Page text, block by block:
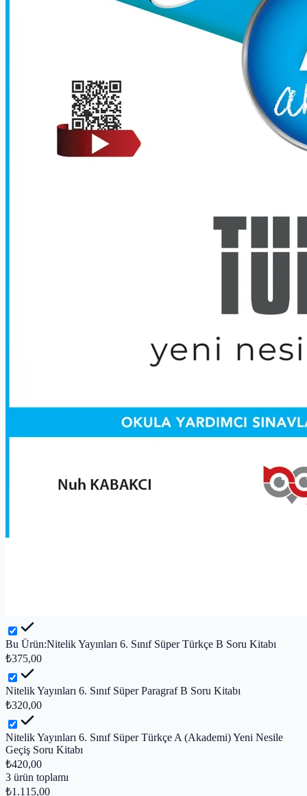
Bu Ürün:Nitelik Yayınları 6. Sınıf Süper Türkçe B Soru Kitabı
₺375,00
Nitelik Yayınları 6. Sınıf Süper Paragraf B Soru Kitabı
₺320,00
Nitelik Yayınları 6. Sınıf Süper Türkçe A (Akademi) Yeni Nesile
Geçiş Soru Kitabı
₺420,00
3 ürün toplamı
₺1.115,00